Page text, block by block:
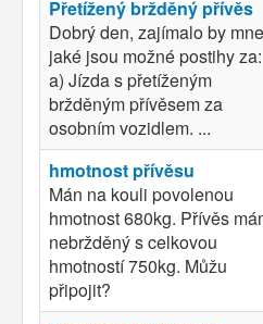
Přetížený bržděný přívěs
Dobrý den, zajímalo by
jaké jsou možné postihy za:
a) Jízda s přetíženým
bržděným přívěsem za
osobním vozidlem. ...
hmotnost přívěsu
Mán na kouli povolenou
hmotnost 680kg. Přívěs
nebržděný s celkovou
hmotností 750kg. Můžu
připojit?